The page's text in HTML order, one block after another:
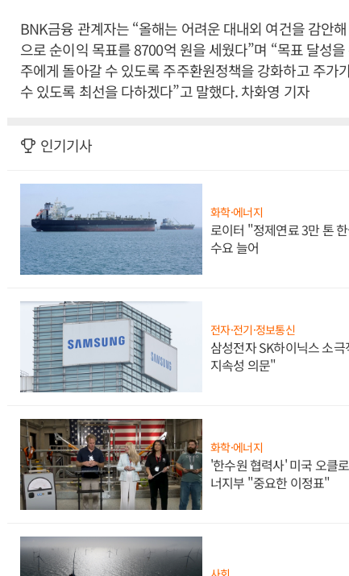
BNK금융 관계자는 “올해는 어려운 대내외 여건을 감안
으로 순이익 목표를 8700억 원을 세웠다”며 “목표 달성
주에게 돌아갈 수 있도록 주주환원정책을 강화하고 주가
수 있도록 최선을 다하겠다”고 말했다. 차화영 기자
인기기사
화학·에너지
로이터 "정제연료 3만 톤
수요 늘어
전자·전기·정보통신
삼성전자 SK하이닉스 소
지속성 의문"
화학·에너지
'한수원 협력사' 미국 오클
너지부 "중요한 이정표"